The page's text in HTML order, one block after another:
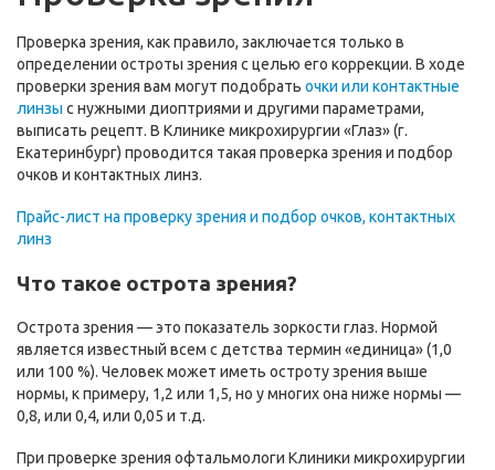
Проверка зрения, как правило, заключается только в
определении остроты зрения с целью его коррекции. В ходе
проверки зрения вам могут подобрать очки или контактные
линзы с нужными диоптриями и другими параметрами,
выписать рецепт. В Клинике микрохирургии «Глаз» (г.
Екатеринбург) проводится такая проверка зрения и подбор
очков и контактных линз.
Прайс-лист на проверку зрения и подбор очков, контактных
линз
Что такое острота зрения?
Острота зрения — это показатель зоркости глаз. Нормой
является известный всем с детства термин «единица» (1,0
или 100 %). Человек может иметь остроту зрения выше
нормы, к примеру, 1,2 или 1,5, но у многих она ниже нормы —
0,8, или 0,4, или 0,05 и т.д.
При проверке зрения офтальмологи Клиники микрохирургии